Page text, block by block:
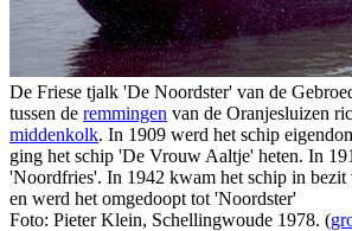
De Friese tjalk 'De Noordster' van de
tussen de remmingen van de Oranjesluizen
middenkolk. In 1909 werd het schip
ging het schip 'De Vrouw Aaltje' heten. In
'Noordfries'. In 1942 kwam het schip in
en werd het omgedoopt tot 'Noordster'
Foto: Pieter Klein, Schellingwoude 1978. (